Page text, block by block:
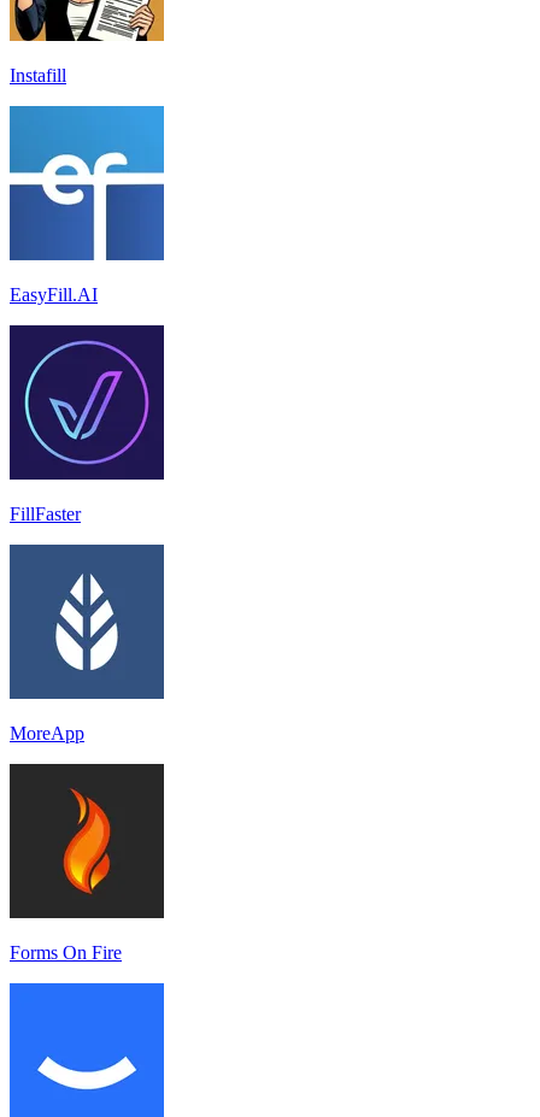
Instafill
EasyFill.AI
FillFaster
MoreApp
Forms On Fire